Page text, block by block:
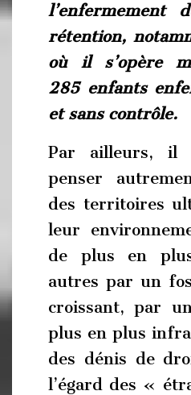
l’enfermement
rétention,
où il s’opère
285 enfants
et sans contrôle.
Par ailleurs, il
penser
des territoires
leur
de plus en
autres par un
croissant, par
plus en plus
des dénis de
l’égard des «